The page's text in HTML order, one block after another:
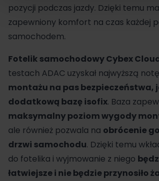
pozycji podczas jazdy. Dzięki temu
zapewniony komfort na czas każdej
samochodem.
Fotelik samochodowyCybex
testach ADAC uzyskał najwyższą
montażu na pas bezpieczeństwa,
dodatkową bazę isofix. Baza
maksymalny poziom wygody
ale również pozwala na obrócenie
drzwi samochodu. Dzięki temu
do fotelika i wyjmowanie z niego
łatwiejsze i nie będzie przynosiło